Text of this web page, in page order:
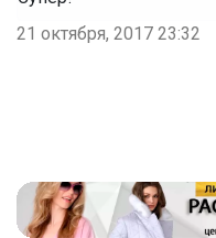
21 октября, 2017 23:32